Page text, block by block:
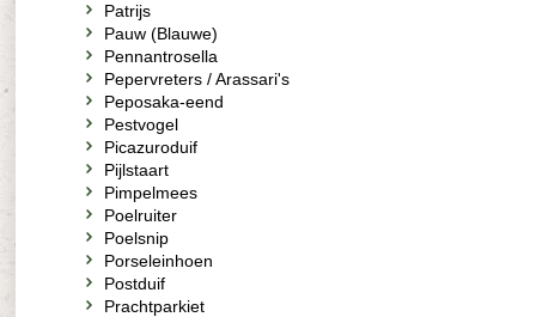
Patrijs
Pauw (Blauwe)
Pennantrosella
Pepervreters / Arassari's
Peposaka-eend
Pestvogel
Picazuroduif
Pijlstaart
Pimpelmees
Poelruiter
Poelsnip
Porseleinhoen
Postduif
Prachtparkiet